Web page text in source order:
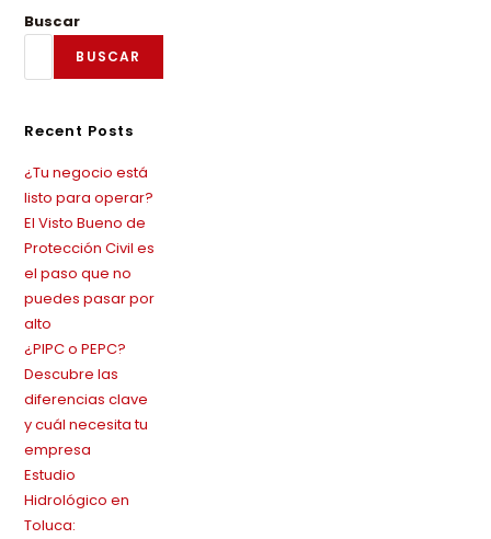
Buscar
BUSCAR
Recent Posts
¿Tu negocio está
listo para operar?
El Visto Bueno de
Protección Civil es
el paso que no
puedes pasar por
alto
¿PIPC o PEPC?
Descubre las
diferencias clave
y cuál necesita tu
empresa
Estudio
Hidrológico en
Toluca: